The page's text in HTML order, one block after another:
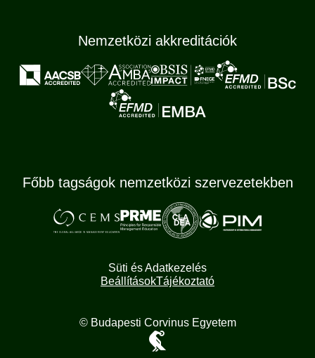
Nemzetközi akkreditációk
Főbb tagságok nemzetközi szervezetekben
Süti és Adatkezelés
BeállításokTájékoztató
© Budapesti Corvinus Egyetem